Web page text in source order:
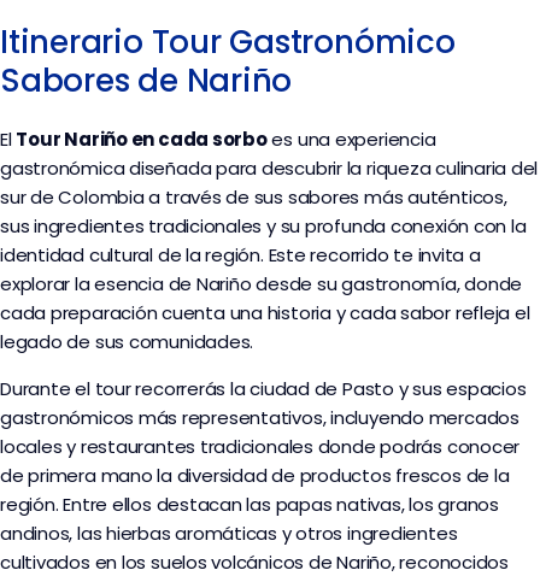
Itinerario Tour Gastronómico
Sabores de Nariño
ElTour Nariño en cada sorboes una experiencia
gastronómica diseñada para descubrir la riqueza culinaria del
sur de Colombia a través de sus sabores más auténticos,
sus ingredientes tradicionales y su profunda conexión con la
identidad cultural de la región. Este recorrido te invita a
explorar la esencia de Nariño desde su gastronomía, donde
cada preparación cuenta una historia y cada sabor refleja el
legado de sus comunidades.
Durante el tour recorrerás la ciudad de Pasto y sus espacios
gastronómicos más representativos, incluyendo mercados
locales y restaurantes tradicionales donde podrás conocer
de primera mano la diversidad de productos frescos de la
región. Entre ellos destacan las papas nativas, los granos
andinos, las hierbas aromáticas y otros ingredientes
cultivados en los suelos volcánicos de Nariño, reconocidos